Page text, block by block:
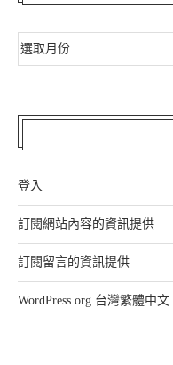
登入
訂閱網站內容的資訊提供
訂閱留言的資訊提供
WordPress.org 台灣繁體中文